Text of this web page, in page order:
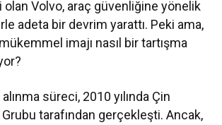
Volvo, araç güvenliğine yönelik
adeta bir devrim yarattı. Peki ama,
imajı nasıl bir tartışma
süreci, 2010 yılında Çin
tarafından gerçekleşti. Ancak,